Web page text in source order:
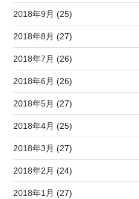
2018年9月 (25)
2018年8月 (27)
2018年7月 (26)
2018年6月 (26)
2018年5月 (27)
2018年4月 (25)
2018年3月 (27)
2018年2月 (24)
2018年1月 (27)